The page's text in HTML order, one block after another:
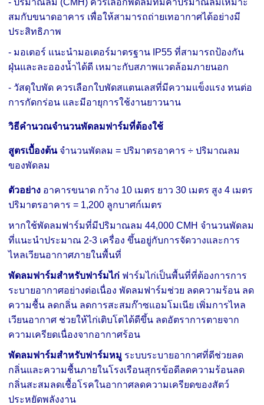
- ปริมาณลม (CMH) ควรเลือกพัดลมที่มีค่าปริมาณลมเหมาะ
สมกับขนาดอาคาร เพื่อให้สามารถถ่ายเทอากาศได้อย่างมี
ประสิทธิภาพ
- มอเตอร์ แนะนำมอเตอร์มาตรฐาน IP55 ที่สามารถป้องกัน
ฝุ่นและละอองน้ำได้ดี เหมาะกับสภาพแวดล้อมภายนอก
- วัสดุใบพัด ควรเลือกใบพัดสแตนเลสที่มีความแข็งแรง ทนต่อ
การกัดกร่อน และมีอายุการใช้งานยาวนาน
วิธีคำนวณจำนวนพัดลมฟาร์มที่ต้องใช้
สูตรเบื้องต้น จำนวนพัดลม = ปริมาตรอาคาร ÷ ปริมาณลม
ของพัดลม
ตัวอย่าง อาคารขนาด กว้าง 10 เมตร ยาว 30 เมตร สูง 4 เมตร
ปริมาตรอาคาร = 1,200 ลูกบาศก์เมตร
หากใช้พัดลมฟาร์มที่มีปริมาณลม 44,000 CMH จำนวนพัดลม
ที่แนะนำประมาณ 2-3 เครื่อง ขึ้นอยู่กับการจัดวางและการ
ไหลเวียนอากาศภายในพื้นที่
พัดลมฟาร์มสำหรับฟาร์มไก่ ฟาร์มไก่เป็นพื้นที่ที่ต้องการการ
ระบายอากาศอย่างต่อเนื่อง พัดลมฟาร์มช่วย ลดความร้อน ลด
ความชื้น ลดกลิ่น ลดการสะสมก๊าซแอมโมเนีย เพิ่มการไหล
เวียนอากาศ ช่วยให้ไก่เติบโตได้ดีขึ้น ลดอัตราการตายจาก
ความเครียดเนื่องจากอากาศร้อน
พัดลมฟาร์มสำหรับฟาร์มหมู ระบบระบายอากาศที่ดีช่วยลด
กลิ่นและความชื้นภายในโรงเรือนสุกรข้อดีลดความร้อนลด
กลิ่นสะสมลดเชื้อโรคในอากาศลดความเครียดของสัตว์
ประหยัดพลังงาน